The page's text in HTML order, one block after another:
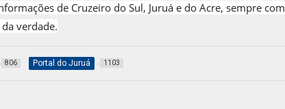
de Cruzeiro do Sul, Juruá e do Acre, sempre com
verdade.
806 Portal do Juruá 1103